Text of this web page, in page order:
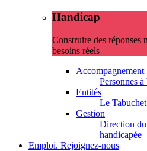
Handicap
Construire des réponses
besoins réels
Accompagnement
Personnes
Entités
Le
Gestion
Direction du
handicapée
Emploi. Rejoignez-nous